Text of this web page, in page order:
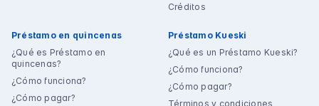
Créditos
Préstamo en quincenas
¿Qué es Préstamo en
quincenas?
¿Cómo funciona?
¿Cómo pagar?
Préstamo Kueski
¿Qué es un Préstamo Kueski?
¿Cómo funciona?
¿Cómo pagar?
Términos y condiciones